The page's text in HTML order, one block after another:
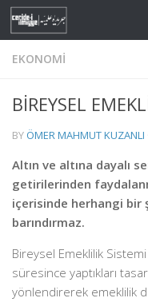
Skip to content
EKONOMI
BİREYSEL
BY ÖMER MAHMUT KUZANLI
Altın ve altına dayalı
getirilerinden
içerisinde herhangi
barındırmaz.
Bireysel Emeklilik
süresince yaptıkları
yönlendirerek emeklilik